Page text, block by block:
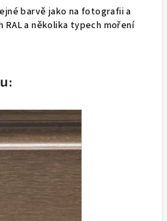
barvě jako na fotografii a
a několika typech moření